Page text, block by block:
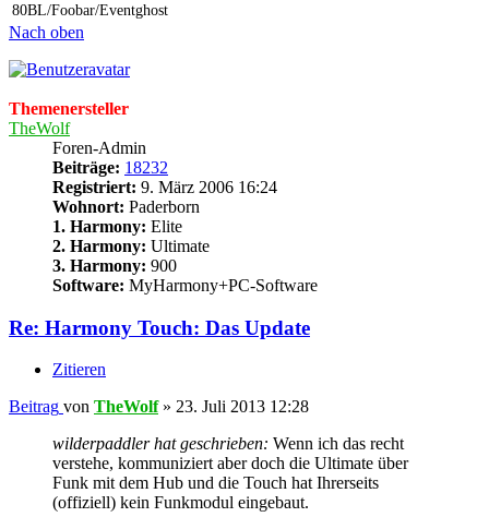
80BL/Foobar/Eventghost
Nach oben
Themenersteller
TheWolf
Foren-Admin
Beiträge: 18232
Registriert: 9. März 2006 16:24
Wohnort: Paderborn
1. Harmony: Elite
2. Harmony: Ultimate
3. Harmony: 900
Software: MyHarmony+PC-Software
Re: Harmony Touch: Das Update
Zitieren
Beitrag von TheWolf» 23. Juli 2013 12:28
wilderpaddler hat geschrieben: Wenn ich das recht
verstehe, kommuniziert aber doch die Ultimate über
Funk mit dem Hub und die Touch hat Ihrerseits
(offiziell) kein Funkmodul eingebaut.